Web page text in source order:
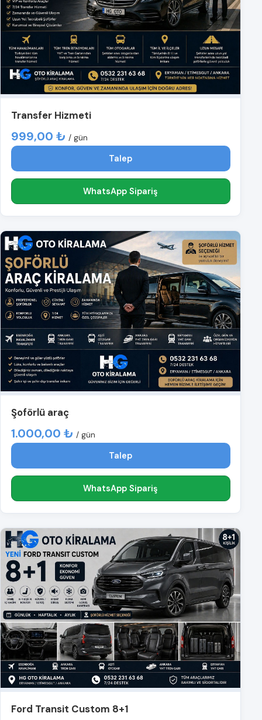
Transfer Hizmeti
999,00 ₺ / gün
Talep
WhatsApp Sipariş
Şoförlü araç
1.000,00 ₺ / gün
Talep
WhatsApp Sipariş
Ford Transit Custom 8+1